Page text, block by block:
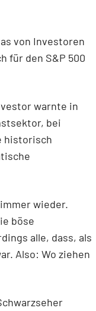
von Investoren
für den S&P 500
warnte in
bei
historisch
wieder.
böse
alle, dass, als
Also: Wo ziehen